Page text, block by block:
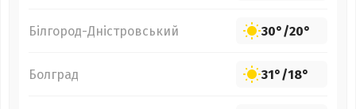
Білгород-Дністровський 30°/20°
Болград 31°/18°